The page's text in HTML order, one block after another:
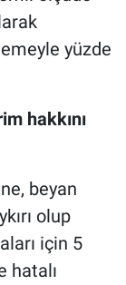
yüzde
hakkını
beyan
olup
için 5
hatalı